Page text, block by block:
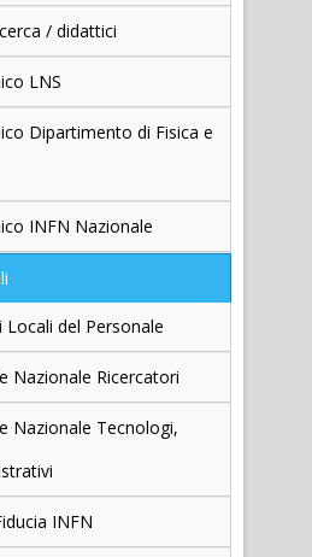
/ didattici
LNS
Dipartimento di Fisica e
INFN Nazionale
Locali del Personale
Nazionale Ricercatori
Nazionale Tecnologi,
INFN